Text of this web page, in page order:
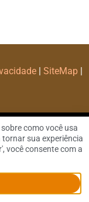
| SiteMap|
como você usa
sua experiência
você consente com a